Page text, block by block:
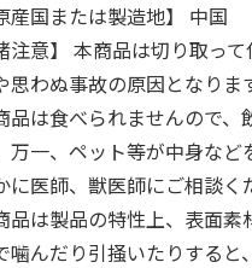
獣医師開発 ニオイ
をとる砂専用 猫ト
イレ ナチュラルグ
デオト
らない
ンド 4L
産国または製造地】 中国
注意】 本商品は切り取っ
思わぬ事故の原因となりま
品は食べられませんので
万一、ペット等が中身な
に医師、獣医師にご相談く
品は製品の特性上、表面
噛んだり引掻いたりする